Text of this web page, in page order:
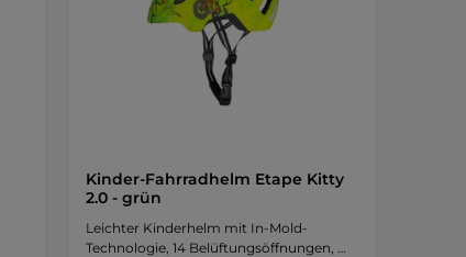
Kinder-Fahrradhelm Etape Kitty
2.0 - grün
Leichter Kinderhelm mit In-Mold-
Technologie, 14 Belüftungsöffnungen, …